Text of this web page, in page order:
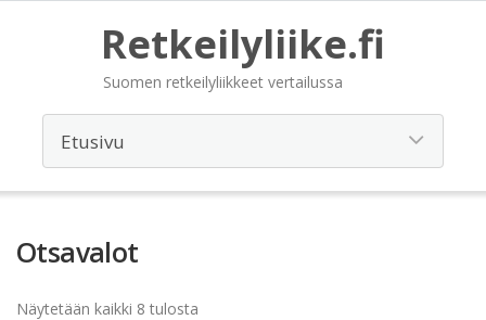
Retkeilyliike.fi
Suomen retkeilyliikkeet vertailussa
Otsavalot
Näytetään kaikki 8 tulosta